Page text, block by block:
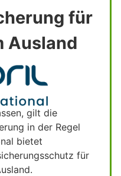
für
Ausland
gilt die
in der Regel
bietet
für